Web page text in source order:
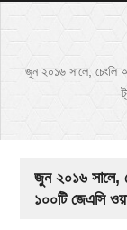
জুন ২০১৬ সালে, চেংলি
জুন ২০১৬ সালে,
১০০টি জেএসি